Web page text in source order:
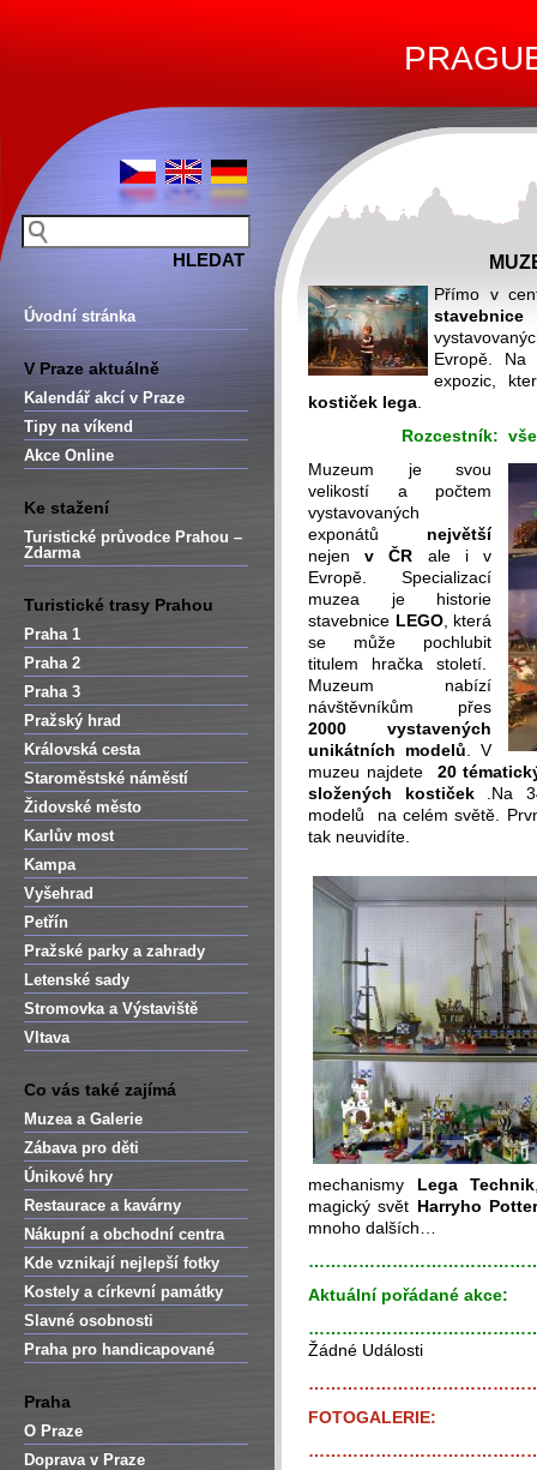
Úvodní stránka
V Praze aktuálně
Kalendář akcí v Praze
Tipy na víkend
Akce Online
Ke stažení
Turistické průvodce Prahou –
Zdarma
Turistické trasy Prahou
Praha 1
Praha 2
Praha 3
Pražský hrad
Královská cesta
Staroměstské náměstí
Židovské město
Karlův most
Kampa
Vyšehrad
Petřín
Pražské parky a zahrady
Letenské sady
Stromovka a Výstaviště
Vltava
Co vás také zajímá
Muzea a Galerie
Zábava pro děti
Únikové hry
Restaurace a kavárny
Nákupní a obchodní centra
Kde vznikají nejlepší fotky
Kostely a církevní památky
Slavné osobnosti
Praha pro handicapované
Praha
O Praze
Doprava v Praze
Přímo v
stavebnice
Evropě. Na
expozic,
kostiček lega
Rozcestník:
Muzeum je svou
velikostí a počtem
vystavovaných
exponátů největší
nejen v ČR ale i v
Evropě. Specializací
muzea je historie
stavebnice LEGO, která
se může pochlubit
titulem hračka století.
Muzeum nabízí
návštěvníkům přes
2000 vystavených
unikátních modelů . V
muzeu najdete
20
složených kostiček.Na
modelů na celém světě.
tak neuvidíte.
mechanismy Lega Technik
magický svět Harryho
mnoho dalších…
Aktuální pořádané akce:
Žádné Události
FOTOGALERIE: